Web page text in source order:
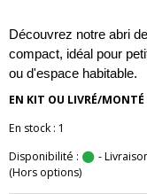
Découvrez notre abri
compact, idéal pour
ou d'espace habitable.
EN KIT OU LIVRÉ/MONTÉ
En stock : 1
Disponibilité :
-
(Hors options)